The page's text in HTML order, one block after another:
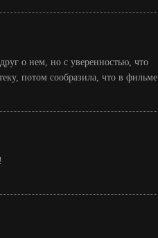
о нем, но с уверенностью, что
потом сообразила, что в фильме